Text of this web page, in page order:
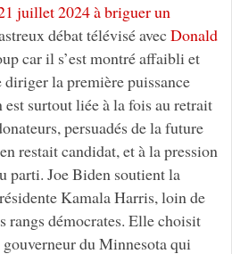
juillet 2024 à briguer un
débat télévisé avecDonald
car il s’est montré affaibli et
la première puissance
surtout liée à la fois au retrait
persuadés de la future
restait candidat, et à la pression
parti. Joe Biden soutient la
Kamala Harris, loin de
rangs démocrates. Elle choisit
du Minnesota qui